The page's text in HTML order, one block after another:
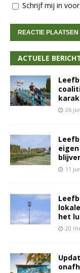
Schrijf mij in
ACTUELE
26
11
het
20